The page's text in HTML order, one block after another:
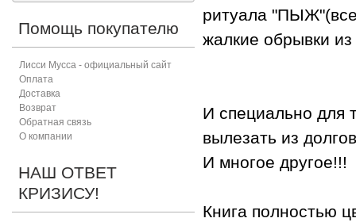
ритуала
жалкие обрывки
И специально для
вылезать из
И многое другое!!!
Книга полностью
Помощь покупателю
Лисси Мусса - официальный сайт
Оплата
Доставка
Возврат
Обратная связь
О компании
НАШ ОТВЕТ
КРИЗИСУ!